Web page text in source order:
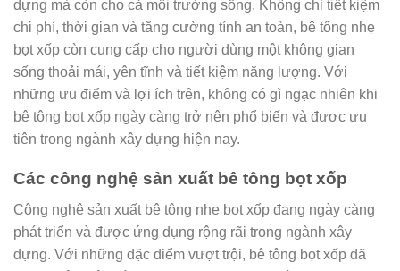
dựng mà còn cho cả môi trường sống. Không chỉ tiết kiệm
chi phí, thời gian và tăng cường tính an toàn, bê tông nhẹ
bọt xốp còn cung cấp cho người dùng một không gian
sống thoải mái, yên tĩnh và tiết kiệm năng lượng. Với
những ưu điểm và lợi ích trên, không có gì ngạc nhiên khi
bê tông bọt xốp ngày càng trở nên phổ biến và được ưu
tiên trong ngành xây dựng hiện nay.
Các công nghệ sản xuất bê tông bọt xốp
Công nghệ sản xuất bê tông nhẹ bọt xốp đang ngày càng
phát triển và được ứng dụng rộng rãi trong ngành xây
dựng. Với những đặc điểm vượt trội, bê tông bọt xốp đã